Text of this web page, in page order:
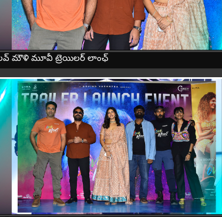
మౌళి మూవీ ట్రెయిలర్ లాంఛ్